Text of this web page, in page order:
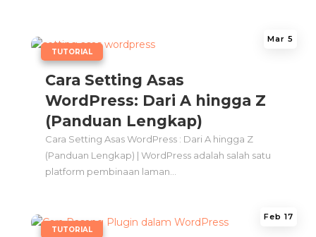
Cara Setting Asas
WordPress: Dari A hingga Z
(Panduan Lengkap)
Mar 5
TUTORIAL
Cara Setting Asas WordPress : Dari A hingga Z
(Panduan Lengkap) | WordPress adalah salah satu
platform pembinaan laman...
Feb 17
TUTORIAL